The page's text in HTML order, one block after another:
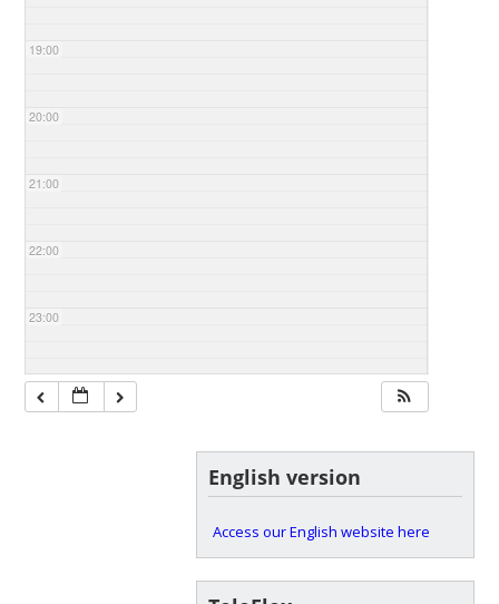
19:00
20:00
21:00
22:00
23:00
English version
Access our English website here